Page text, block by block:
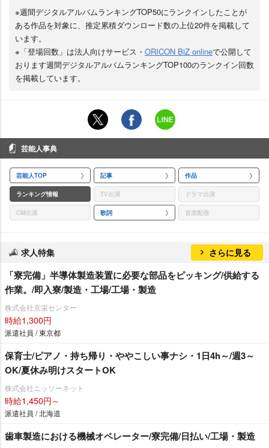
※週間デジタルアルバムランキングTOP50にランクインしたことが
ある作品を対象に、推定累積ダウンロード数の上位20件を掲載して
います。
※「登場回数」は法人向けサービス・ ORICON BiZ onlineで公開して
おります週間デジタルアルバムランキングTOP100のランクイン回数
を掲載しています。
芸能人事典
芸能人TOP 記事 作品
ランキング情報 TV出演 ドラマ出演
CM出演 歌詞 音楽配信
求人特集 さらに見る
「寮完備」半導体製造装置に必要な部品をピッキング/供給する
作業。/即入寮/製造・工場/工場・製造
株式会社京栄センター
時給1,300円
派遣社員 / 東京都
保育士/ピアノ・持ち帰り・ややこしい事ナシ・1日4h～/週3～
OK/夏休み明けスタートOK
株式会社ニッソーネット
時給1,450円～
派遣社員 / 北海道
歯車製造における機械オペレーター/寮完備/日払い/工場・製造